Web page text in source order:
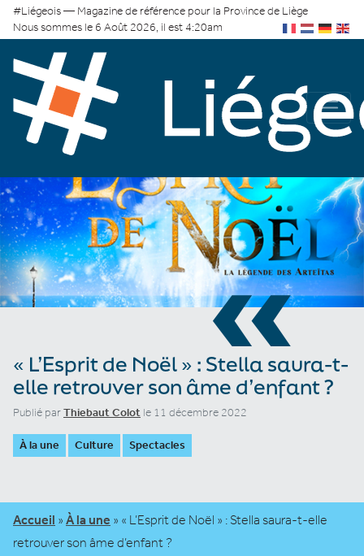
#Liégeois — Magazine de référence pour la Province de Liège
Nous sommes le 6 Août 2026, il est 4:20am
«
« L’Esprit de Noël » : Stella saura-t-
elle retrouver son âme d’enfant ?
Publié parThiebaut Colot le 11 décembre 2022
À la une Culture Spectacles
Accueil » À la une » « L’Esprit de Noël » : Stella saura-t-elle
retrouver son âme d’enfant ?